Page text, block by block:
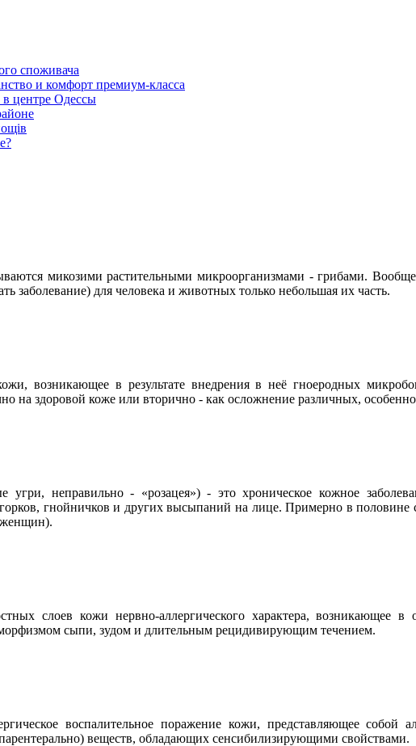
споживача
и комфорт премиум-класса
центре Одессы
микозими растительными микроорганизмами - грибами.
заболевание) для человека и животных только небольшая их часть.
возникающее в результате внедрения в неё гноеродных
на здоровой коже или вторично - как осложнение различных,
угри, неправильно - «розацея») - это хроническое кожное
гнойничков и других высыпаний на лице. Примерно в половине
женщин).
слоев кожи нервно-аллергического характера, возникающее в
сыпи, зудом и длительным рецидивирующим течением.
воспалительное поражение кожи, представляющее собой
веществ, обладающих сенсибилизирующими свойствами.